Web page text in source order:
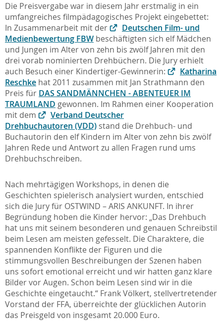
Die Preisvergabe war in diesem Jahr erstmalig in ein
umfangreiches filmpädagogisches Projekt eingebettet:
In Zusammenarbeit mit der
Deutschen Film- und
Medienbewertung FBW beschäftigten sich elf Mädchen
und Jungen im Alter von zehn bis zwölf Jahren mit den
drei vorab nominierten Drehbüchern. Die Jury erhielt
auch Besuch einer Kindertiger-Gewinnerin:
Katharina
Reschke hat 2011 zusammen mit Jan Strathmann den
Preis für DAS SANDMÄNNCHEN - ABENTEUER IM
TRAUMLAND gewonnen. Im Rahmen einer Kooperation
mit dem
Verband Deutscher
Drehbuchautoren (VDD) stand die Drehbuch- und
Buchautorin den elf Kindern im Alter von zehn bis zwölf
Jahren Rede und Antwort zu allen Fragen rund ums
Drehbuchschreiben.
Nach mehrtägigen Workshops, in denen die
Geschichten spielerisch analysiert wurden, entschied
sich die Jury für OSTWIND – ARIS ANKUNFT. In ihrer
Begründung hoben die Kinder hervor: „Das Drehbuch
hat uns mit seinem besonderen und genauen Schreibstil
beim Lesen am meisten gefesselt. Die Charaktere, die
spannenden Konflikte der Figuren und die
stimmungsvollen Beschreibungen der Szenen haben
uns sofort emotional erreicht und wir hatten ganz klare
Bilder vor Augen. Schon beim Lesen sind wir in die
Geschichte eingetaucht.“ Frank Völkert, stellvertretender
Vorstand der FFA, überreichte der glücklichen Autorin
das Preisgeld von insgesamt 20.000 Euro.